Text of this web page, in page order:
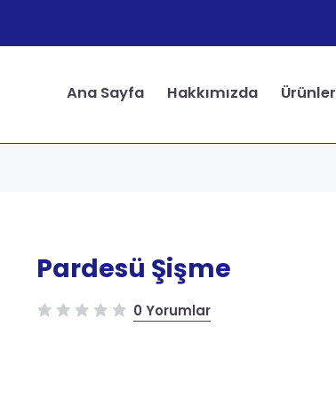
Ana Sayfa Hakkımızda Ürünler
Pardesü Şişme
0 Yorumlar